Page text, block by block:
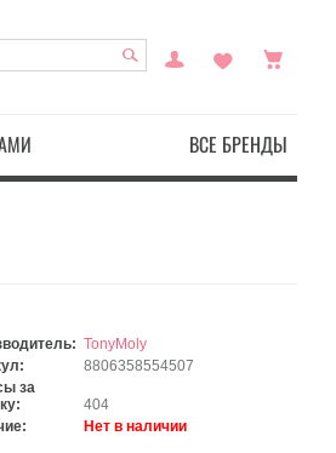
ВСЕ БРЕНДЫ
TonyMoly
8806358554507
за
404
Нет в наличии